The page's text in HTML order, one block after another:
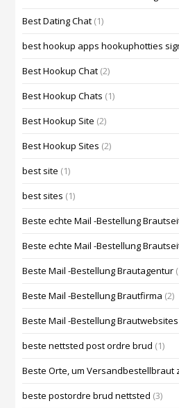
Best Dating Chat (1)
best hookup apps hookuphotties
Best Hookup Chat (2)
Best Hookup Chats (1)
Best Hookup Site (2)
Best Hookup Sites (2)
best site (1)
best sites (1)
Beste echte Mail -Bestellung
Beste echte Mail -Bestellung
Beste Mail -Bestellung Brautagentur
Beste Mail -Bestellung Brautfirma (2)
Beste Mail -Bestellung Brautwebsites
beste nettsted post ordre brud (1)
Beste Orte, um Versandbestellbraut
beste postordre brud nettsted (3)